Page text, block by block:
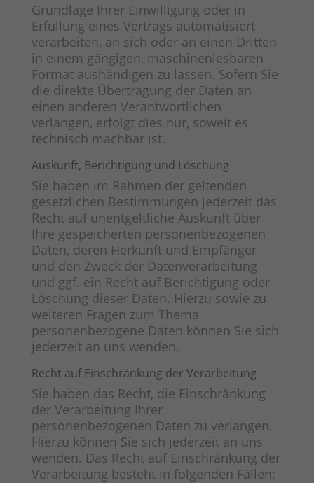
Grundlage Ihrer Einwilligung oder in
Erfüllung eines Vertrags automatisiert
verarbeiten, an sich oder an einen Dritten
in einem gängigen, maschinenlesbaren
Format aushändigen zu lassen. Sofern Sie
die direkte Übertragung der Daten an
einen anderen Verantwortlichen
verlangen, erfolgt dies nur, soweit es
technisch machbar ist.
Auskunft, Berichtigung und Löschung
Sie haben im Rahmen der geltenden
gesetzlichen Bestimmungen jederzeit das
Recht auf unentgeltliche Auskunft über
Ihre gespeicherten personenbezogenen
Daten, deren Herkunft und Empfänger
und den Zweck der Datenverarbeitung
und ggf. ein Recht auf Berichtigung oder
Löschung dieser Daten. Hierzu sowie zu
weiteren Fragen zum Thema
personenbezogene Daten können Sie sich
jederzeit an uns wenden.
Recht auf Einschränkung der Verarbeitung
Sie haben das Recht, die Einschränkung
der Verarbeitung Ihrer
personenbezogenen Daten zu verlangen.
Hierzu können Sie sich jederzeit an uns
wenden. Das Recht auf Einschränkung der
Verarbeitung besteht in folgenden Fällen: